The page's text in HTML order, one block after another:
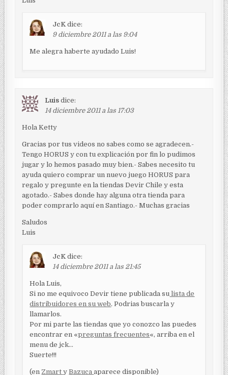
JcK dice:
9 diciembre 2011 a las 9:04
Me alegra haberte ayudado Luis!
Luis dice:
14 diciembre 2011 a las 17:03
Hola Ketty
Gracias por tus videos no sabes como se agradecen.-
Tengo HORUS y con tu explicación por fin lo pudimos
jugar y lo hemos pasado muy bien.- Sabes necesito tu
ayuda quiero comprar un nuevo juego HORUS para
regalo y pregunte en la tiendas Devir Chile y esta
agotado.- Sabes donde hay alguna otra tienda para
poder comprarlo aquí en Santiago.- Muchas gracias
Saludos
Luis
JcK dice:
14 diciembre 2011 a las 21:45
Hola Luis,
Si no me equivoco Devir tiene publicada su lista de
distribuidores en su web. Podrias buscarla y
llamarlos.
Por mi parte las tiendas que yo conozco las puedes
encontrar en «preguntas frecuentes«, arriba en el
menu de jck…
Suerte!!!
(en ZmartyBazucaaparece disponible)